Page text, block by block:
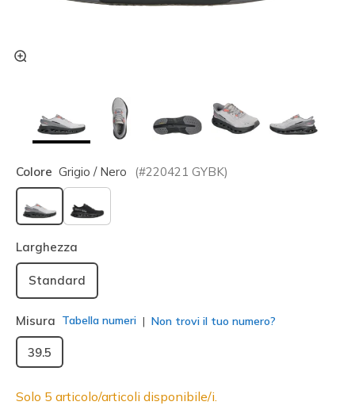
Colore Grigio / Nero (#220421 GYBK)
selezionato
Larghezza
Standard
Misura Tabella numeri Non trovi il tuo numero?
39.5
Solo 5 articolo/articoli disponibile/i.